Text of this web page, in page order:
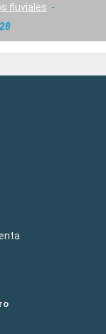
fluviales